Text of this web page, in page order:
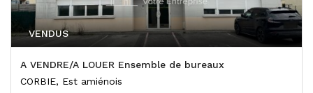
A VENDRE/A LOUER Ensemble de bureaux
VENDUS
CORBIE, Est amiénois